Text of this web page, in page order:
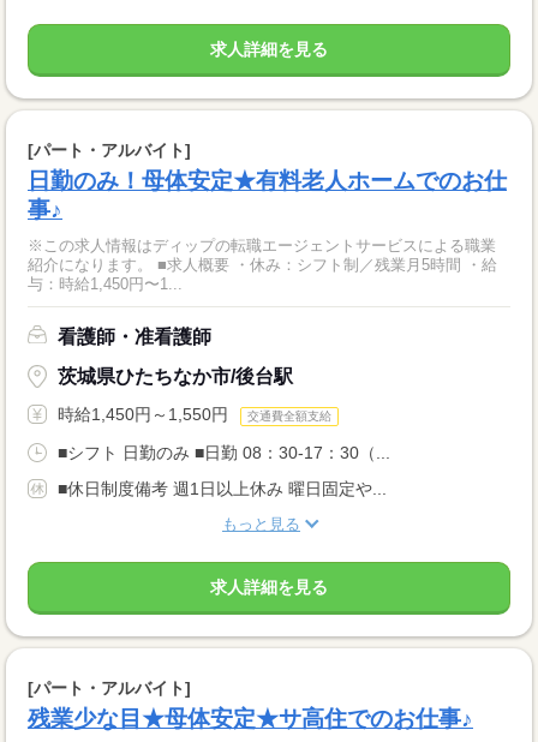
求人詳細を見る
[パート・アルバイト]
日勤のみ！母体安定★有料老人ホームでのお仕
事♪
※この求人情報はディップの転職エージェントサービスによる職業
紹介になります。 ■求人概要 ・休み：シフト制／残業月5時間 ・給
与：時給1,450円〜1...
看護師・准看護師
茨城県ひたちなか市/後台駅
時給1,450円～1,550円 交通費全額支給
■シフト 日勤のみ ■日勤 08：30-17：30（...
■休日制度備考 週1日以上休み 曜日固定や...
もっと見る
求人詳細を見る
[パート・アルバイト]
残業少な目★母体安定★サ高住でのお仕事♪